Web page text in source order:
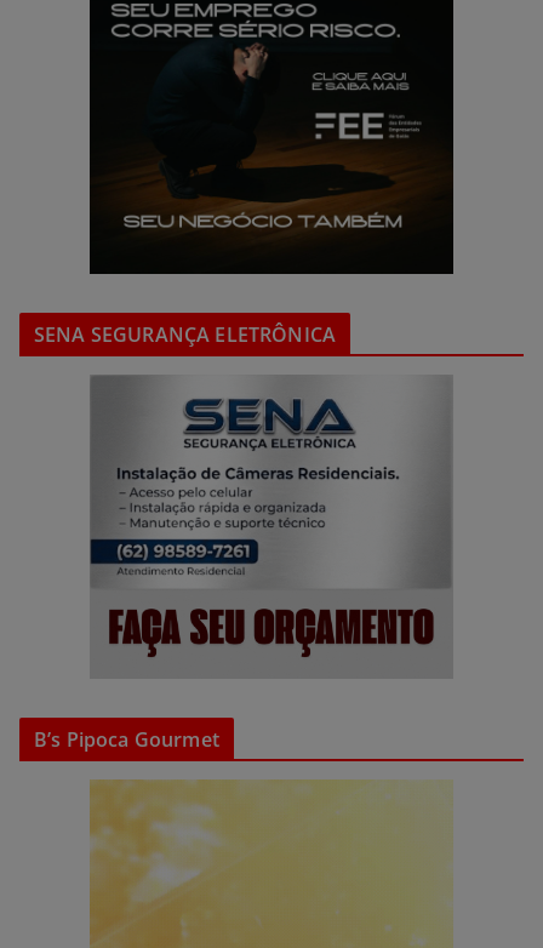
SENA SEGURANÇA ELETRÔNICA
B’s Pipoca Gourmet